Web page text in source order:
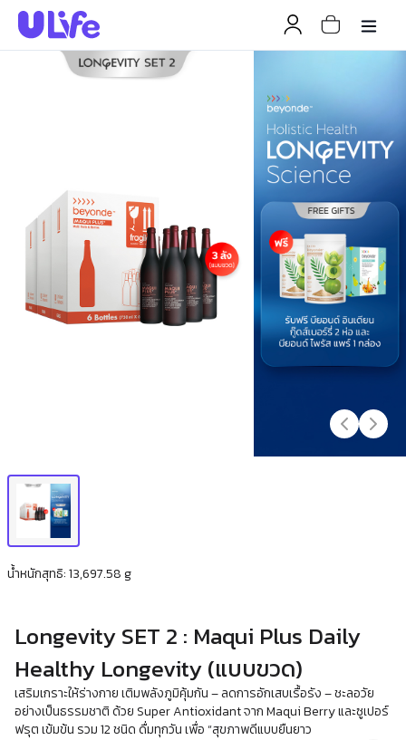
น้ำหนักสุทธิ: 13,697.58 g
Longevity SET 2 : Maqui Plus Daily
Healthy Longevity (แบบขวด)
เสริมเกราะให้ร่างกาย เติมพลังภูมิคุ้มกัน – ลดการอักเสบเรื้อรัง – ชะลอวัย
อย่างเป็นธรรมชาติ ด้วย Super Antioxidant จาก Maqui Berry และซูเปอร์
ฟรุต เข้มข้น รวม 12 ชนิด ดื่มทุกวัน เพื่อ “สุขภาพดีแบบยืนยาว